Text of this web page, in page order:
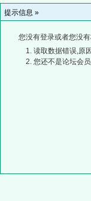
提示信息 »
您没有登录或者您没
读取数据错误,原
您还不是论坛会